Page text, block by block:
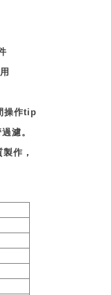
操作tip
濾。
作，